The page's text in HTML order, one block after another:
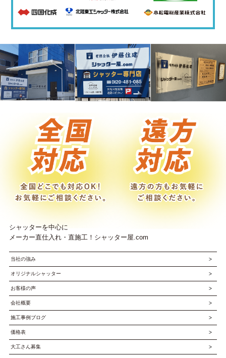
シャッターを中心に
メーカー直仕入れ・直施工！シャッター屋.com
当社の強み
オリジナルシャッター
お客様の声
会社概要
施工事例ブログ
価格表
大工さん募集